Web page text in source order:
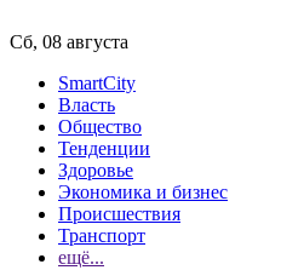
Сб, 08 августа
SmartCity
Власть
Общество
Тенденции
Здоровье
Экономика и бизнес
Происшествия
Транспорт
ещё...